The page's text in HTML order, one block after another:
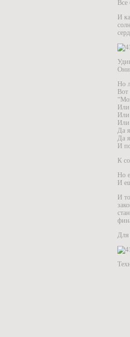
И
Они
Но
Да
Да
И
К
Но
И
И
Для